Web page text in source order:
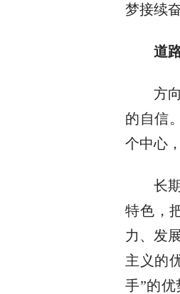
梦接续奋
道
方
的自信
个中心
长
特色，
力、发
主义的
手”的